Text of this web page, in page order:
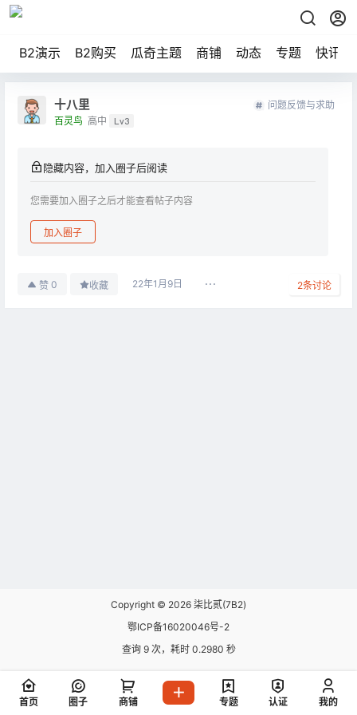
B2演示 B2购买 瓜奇主题 商铺 动态 专题 快讯
十八里
百灵鸟 高中 Lv3
问题反馈与求助
隐藏内容，加入圈子后阅读
您需要加入圈子之后才能查看帖子内容
加入圈子
赞 0 收藏 22年1月9日 2条讨论
Copyright © 2026 柒比贰(7B2)
鄂ICP备16020046号-2
查询 9 次，耗时 0.2980 秒
首页 圈子 商铺 专题 认证 我的